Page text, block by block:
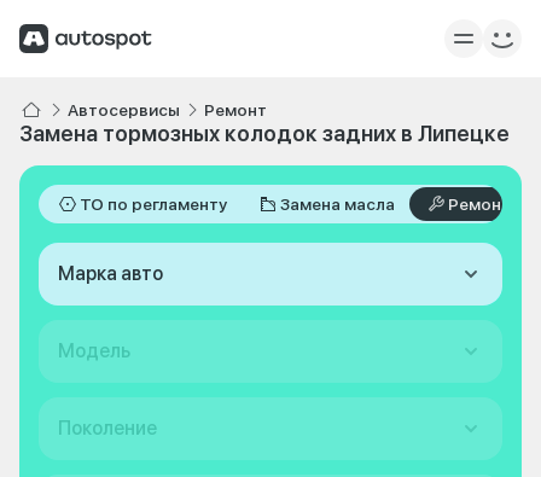
Автосервисы Ремонт
Замена тормозных колодок задних в Липецке
ТО по регламенту Замена масла Ремонт
Марка авто
Модель
Поколение